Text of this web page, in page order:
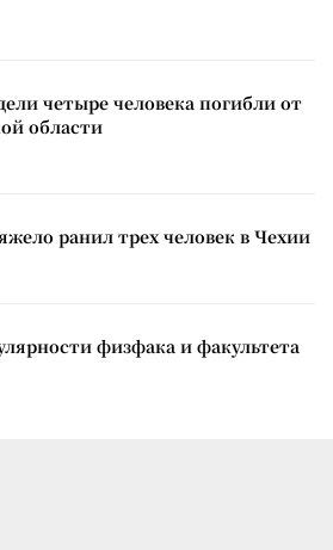
четыре человека погибли от
области
ранил трех человек в Чехии
физфака и факультета